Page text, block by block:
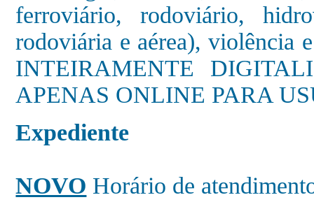
ferroviário, rodoviário,
rodoviária e aérea), violência
INTEIRAMENTE
APENAS ONLINE PARA
Expediente
NOVO Horário de